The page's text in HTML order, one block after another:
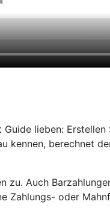
lieben:
kennen, berechnet
zu. Auch
Zahlungs- oder